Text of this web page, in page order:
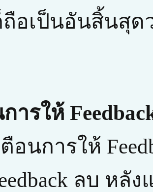
อเป็นอันสิ้นสุด
ารให้
ตือนการให้
ลบ หลั